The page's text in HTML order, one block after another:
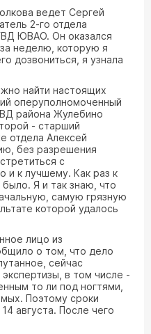
ведет Сергей
2-го отдела
ЮВАО. Он оказался
неделю, которую я
дозвониться, я узнала
найти настоящих
оперуполномоченный
района Жулебино
- старший
отдела Алексей
без разрешения
с
и к лучшему. Как раз к
Я и так знаю, что
самую грязную
которой удалось
лицо из
о том, что дело
сейчас
в том числе -
то ли под ногтями,
Поэтому сроки
августа. После чего